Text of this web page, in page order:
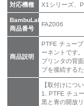
対応機種 X1シリーズ、
BambuLab
商品番号
FAZ006
商品説明
PTFE チュー
ーネントです。
プリンタの背
ブを接続する
【取付けについ
1. PTFE チュ
黒と青の開放